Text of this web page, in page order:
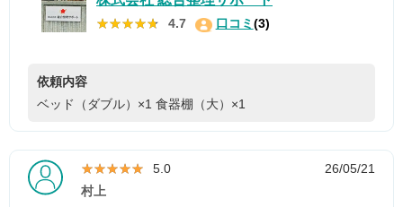
★★★★★
★★★★★ 4.7 口コミ(3)
依頼内容
ベッド（ダブル）×1 食器棚（大）×1
★★★★★
★★★★★ 5.0
26/05/21
村上